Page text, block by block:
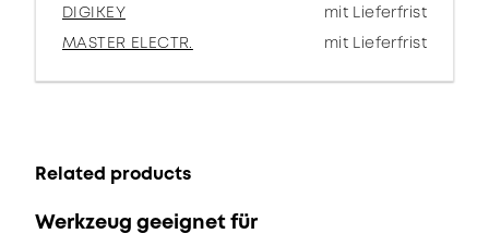
DIGIKEY
mit Lieferfrist
MASTER ELECTR.
mit Lieferfrist
Related products
Werkzeug geeignet für